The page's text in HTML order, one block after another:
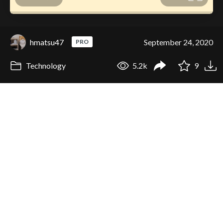
hmatsu47 PRO September 24, 2020
Technology 5.2k 9